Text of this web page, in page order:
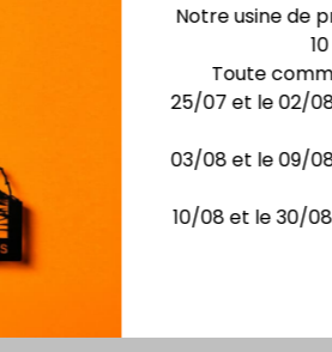
Notre usine de
Toute
25/07 et le 02/
03/08 et le 09/
10/08 et le 30/
Skyline 40cm +
Matière :
Finition :
Dimensions
Possibilité de
aussi